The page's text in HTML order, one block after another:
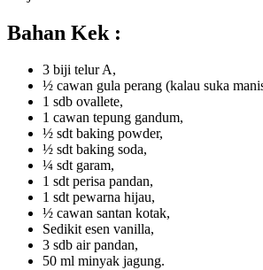
Bahan Kek :
3 biji telur A,
½ cawan gula perang (kalau suka
1 sdb ovallete,
1 cawan tepung gandum,
½ sdt baking powder,
½ sdt baking soda,
¼ sdt garam,
1 sdt perisa pandan,
1 sdt pewarna hijau,
½ cawan santan kotak,
Sedikit esen vanilla,
3 sdb air pandan,
50 ml minyak jagung.